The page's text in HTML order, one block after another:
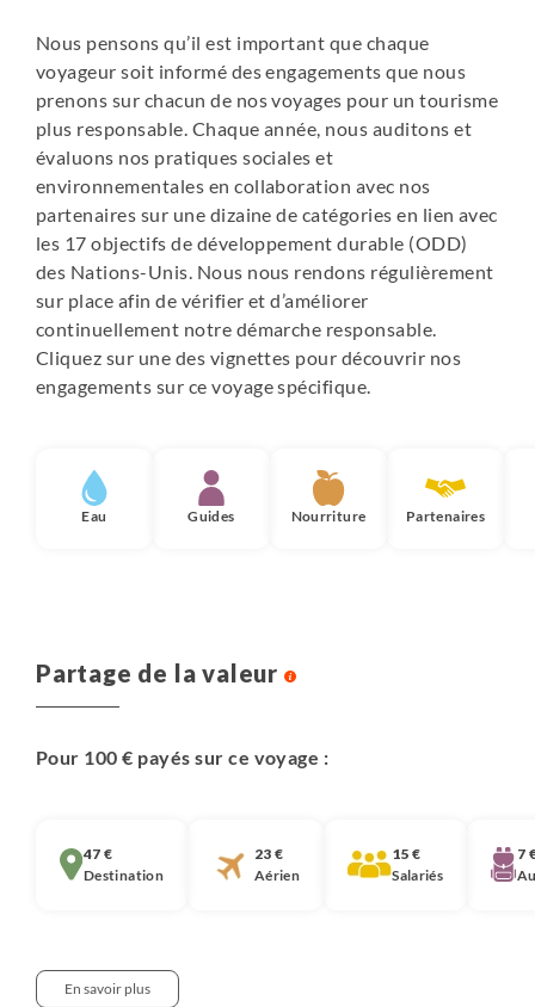
Nous pensons qu’il est important que chaque
voyageur soit informé des engagements que nous
prenons sur chacun de nos voyages pour un tourisme
plus responsable. Chaque année, nous auditons et
évaluons nos pratiques sociales et
environnementales en collaboration avec nos
partenaires sur une dizaine de catégories en lien avec
les 17 objectifs de développement durable (ODD)
des Nations-Unis. Nous nous rendons régulièrement
sur place afin de vérifier et d’améliorer
continuellement notre démarche responsable.
Cliquez sur une des vignettes pour découvrir nos
engagements sur ce voyage spécifique.
Eau Guides Nourriture Partenaires
Partage de la valeur
Pour 100 € payés sur ce voyage :
47 €
Destination
23 €
Aérien
15 €
Salariés
7
En savoir plus